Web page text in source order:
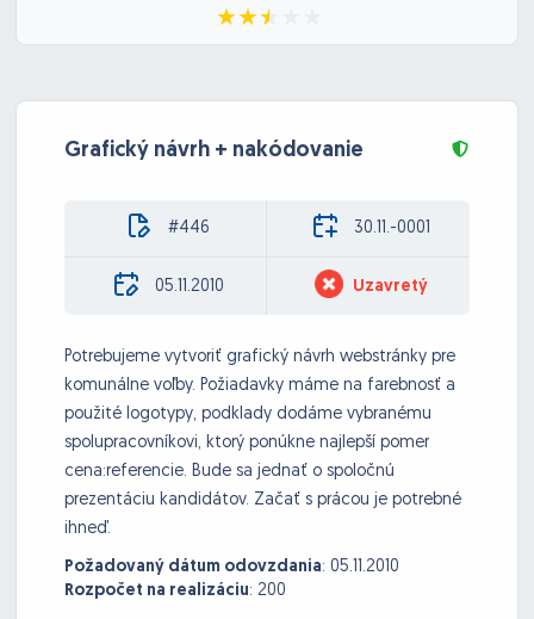
Grafický návrh + nakódovanie
#446 30.11.-0001
05.11.2010 Uzavretý
Potrebujeme vytvoriť grafický návrh webstránky pre
komunálne voľby. Požiadavky máme na farebnosť a
použité logotypy, podklady dodáme vybranému
spolupracovníkovi, ktorý ponúkne najlepší pomer
cena:referencie. Bude sa jednať o spoločnú
prezentáciu kandidátov. Začať s prácou je potrebné
ihneď.
Požadovaný dátum odovzdania: 05.11.2010
Rozpočet na realizáciu: 200